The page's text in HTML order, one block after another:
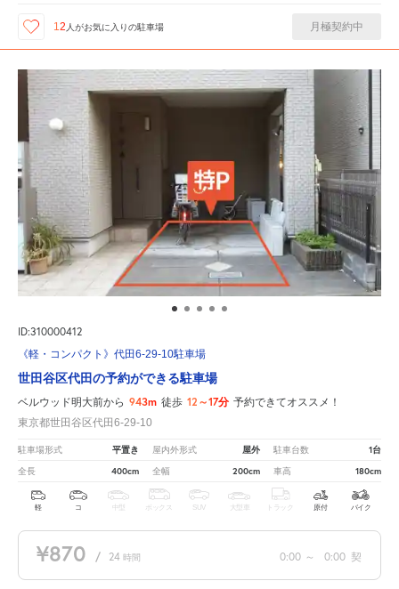
12 人がお気に入りの駐車場 月極契約中
ID:310000412
《軽・コンパクト》代田6-29-10駐車場
世田谷区代田の予約ができる駐車場
ベルウッド明大前から 943m 徒歩 12～17分 予約できてオススメ！
東京都世田谷区代田6-29-10
駐車場形式 平置き 屋内外形式 屋外 駐車台数 1台
全長 400cm 全幅 200cm 車高 180cm
軽 コ 中型 ボックス SUV 大型車 トラック 原付 バイク
¥870 / 24 時間 0:00 ～ 0:00 契